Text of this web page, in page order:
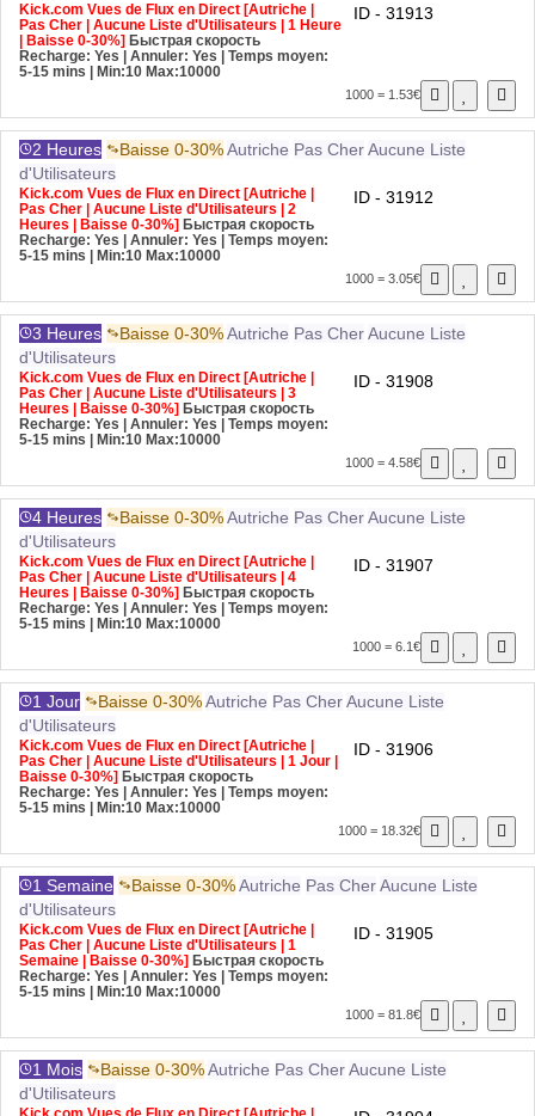
Kick.com Vues de Flux en Direct [Autriche |
Pas Cher | Aucune Liste d'Utilisateurs | 1 Heure
| Baisse 0-30%] Быстрая скорость
Recharge: Yes | Annuler: Yes | Temps moyen:
5-15 mins
| Min:10 Max:10000
ID - 31913
1000 = 1.53€
2 Heures Baisse 0-30%Autriche Pas CherAucune Liste
d'Utilisateurs
Kick.com Vues de Flux en Direct [Autriche |
Pas Cher | Aucune Liste d'Utilisateurs | 2
Heures | Baisse 0-30%] Быстрая скорость
Recharge: Yes | Annuler: Yes | Temps moyen:
5-15 mins
| Min:10 Max:10000
ID - 31912
1000 = 3.05€
3 Heures Baisse 0-30%Autriche Pas CherAucune Liste
d'Utilisateurs
Kick.com Vues de Flux en Direct [Autriche |
Pas Cher | Aucune Liste d'Utilisateurs | 3
Heures | Baisse 0-30%] Быстрая скорость
Recharge: Yes | Annuler: Yes | Temps moyen:
5-15 mins
| Min:10 Max:10000
ID - 31908
1000 = 4.58€
4 Heures Baisse 0-30%Autriche Pas CherAucune Liste
d'Utilisateurs
Kick.com Vues de Flux en Direct [Autriche |
Pas Cher | Aucune Liste d'Utilisateurs | 4
Heures | Baisse 0-30%] Быстрая скорость
Recharge: Yes | Annuler: Yes | Temps moyen:
5-15 mins
| Min:10 Max:10000
ID - 31907
1000 = 6.1€
1 Jour Baisse 0-30%Autriche Pas CherAucune Liste
d'Utilisateurs
Kick.com Vues de Flux en Direct [Autriche |
Pas Cher | Aucune Liste d'Utilisateurs | 1 Jour |
Baisse 0-30%] Быстрая скорость
Recharge: Yes | Annuler: Yes | Temps moyen:
5-15 mins
| Min:10 Max:10000
ID - 31906
1000 = 18.32€
1 Semaine Baisse 0-30%Autriche Pas CherAucune Liste
d'Utilisateurs
Kick.com Vues de Flux en Direct [Autriche |
Pas Cher | Aucune Liste d'Utilisateurs | 1
Semaine | Baisse 0-30%] Быстрая скорость
Recharge: Yes | Annuler: Yes | Temps moyen:
5-15 mins
| Min:10 Max:10000
ID - 31905
1000 = 81.8€
1 Mois Baisse 0-30%Autriche Pas CherAucune Liste
d'Utilisateurs